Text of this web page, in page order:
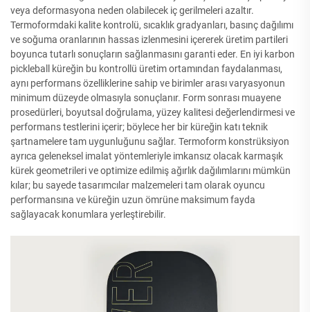
veya deformasyona neden olabilecek iç gerilmeleri azaltır.
Termoformdaki kalite kontrolü, sıcaklık gradyanları, basınç dağılımı
ve soğuma oranlarının hassas izlenmesini içererek üretim partileri
boyunca tutarlı sonuçların sağlanmasını garanti eder. En iyi karbon
pickleball küreğin bu kontrollü üretim ortamından faydalanması,
aynı performans özelliklerine sahip ve birimler arası varyasyonun
minimum düzeyde olmasıyla sonuçlanır. Form sonrası muayene
prosedürleri, boyutsal doğrulama, yüzey kalitesi değerlendirmesi ve
performans testlerini içerir; böylece her bir küreğin katı teknik
şartnamelere tam uygunluğunu sağlar. Termoform konstrüksiyon
ayrıca geleneksel imalat yöntemleriyle imkansız olacak karmaşık
kürek geometrileri ve optimize edilmiş ağırlık dağılımlarını mümkün
kılar; bu sayede tasarımcılar malzemeleri tam olarak oyuncu
performansına ve küreğin uzun ömrüne maksimum fayda
sağlayacak konumlara yerleştirebilir.